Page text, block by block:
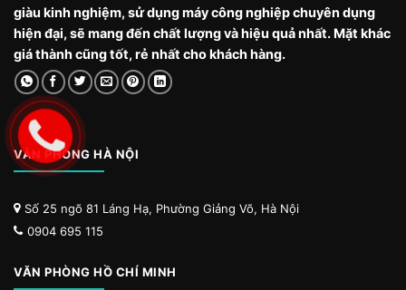
giàu kinh nghiệm, sử dụng máy công nghiệp chuyên dụng
hiện đại, sẽ mang đến chất lượng và hiệu quả nhất. Mặt khác
giá thành cũng tốt, rẻ nhất cho khách hàng.
VĂN PHÒNG HÀ NỘI
Số 25 ngõ 81 Láng Hạ, Phường Giảng Võ, Hà Nội
0904 695 115
VĂN PHÒNG HỒ CHÍ MINH